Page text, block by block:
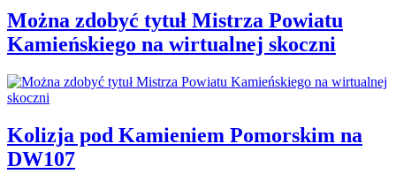
Można zdobyć tytuł Mistrza Powiatu
Kamieńskiego na wirtualnej skoczni
Kolizja pod Kamieniem Pomorskim na
DW107